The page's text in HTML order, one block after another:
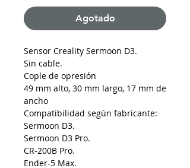
Agotado
Sensor Creality Sermoon D3.
Sin cable.
Cople de opresión
49 mm alto, 30 mm largo, 17 mm de
ancho
Compatibilidad según fabricante:
Sermoon D3.
Sermoon D3 Pro.
CR-200B Pro.
Ender-5 Max.